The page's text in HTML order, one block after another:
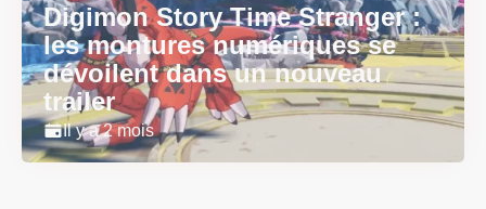
Digimon Story Time Stranger :
les montures numériques se
dévoilent dans un nouveau
trailer
Il y a 2 mois